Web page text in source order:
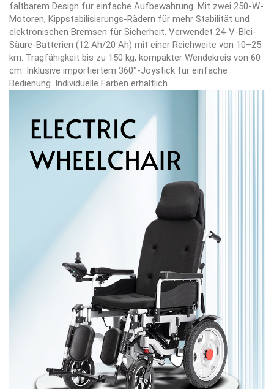
faltbarem Design für einfache Aufbewahrung. Mit zwei 250-W-
Motoren, Kippstabilisierungs-Rädern für mehr Stabilität und
elektronischen Bremsen für Sicherheit. Verwendet 24-V-Blei-
Säure-Batterien (12 Ah/20 Ah) mit einer Reichweite von 10–25
km. Tragfähigkeit bis zu 150 kg, kompakter Wendekreis von 60
cm. Inklusive importiertem 360°-Joystick für einfache
Bedienung. Individuelle Farben erhältlich.